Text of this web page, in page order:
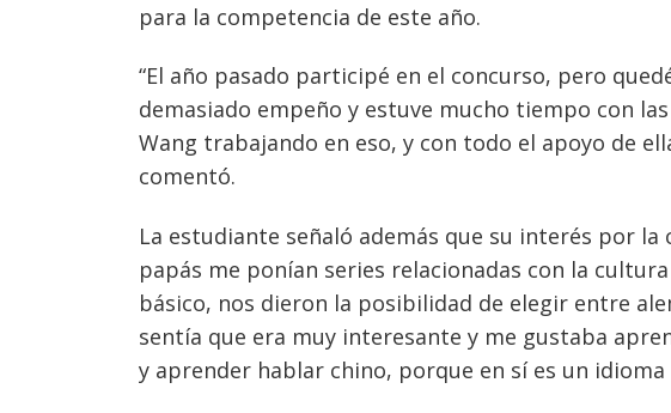
para la competencia de este año.
“El año pasado participé en el concurso, pero
demasiado empeño y estuve mucho tiempo con
Wang trabajando en eso, y con todo el apoyo de
comentó.
La estudiante señaló además que su interés por la
papás me ponían series relacionadas con la
básico, nos dieron la posibilidad de elegir entre
sentía que era muy interesante y me gustaba
y aprender hablar chino, porque en sí es un idioma